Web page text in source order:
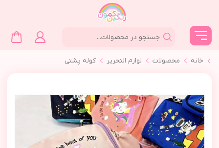
خانه محصولات لوازم التحرير كوله پشتي